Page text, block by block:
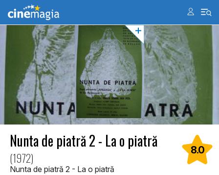
Nunta de piatră 2 - La o piatră
(1972)
Nunta de piatră 2 - La o piatră
8.0